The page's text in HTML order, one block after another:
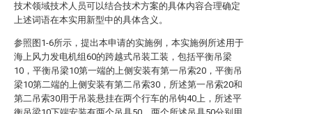
技术领域技术人员可以结合技术方案的具体内容合理确定
上述词语在本实用新型中的具体含义。
参照图1-6所示，提出本申请的实施例，本实施例所述用于
海上风力发电机组60的跨越式吊装工装，包括平衡吊梁
10，平衡吊梁10第一端的上侧安装有第一吊索20，平衡吊
梁10第二端的上侧安装有第二吊索30，所述第一吊索20和
第二吊索30用于吊装悬挂在两个行车的吊钩40上，所述平